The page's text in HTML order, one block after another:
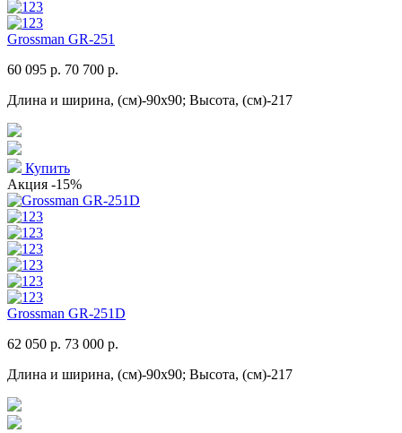
Grossman GR-251
60 095 р. 70 700 р.
Длина и ширина, (см)-90x90; Высота, (см)-217
Купить
Акция -15%
Grossman GR-251D
62 050 р. 73 000 р.
Длина и ширина, (см)-90x90; Высота, (см)-217